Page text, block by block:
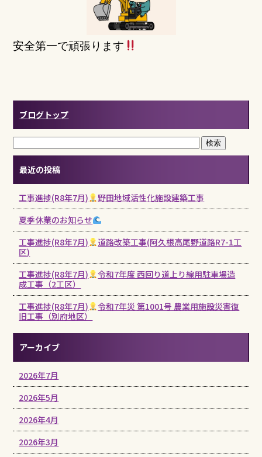
安全第一で頑張ります
ブログトップ
最近の投稿
工事進捗(R8年7月)
野田地域活性化施設建築工事
夏季休業のお知らせ
工事進捗(R8年7月)
道路改築工事(阿久根高尾野道路R7-1工
区)
工事進捗(R8年7月)
令和7年度 西回り道上り線用駐車場造
成工事（2工区）
工事進捗(R8年7月)
令和7年災 第1001号 農業用施設災害復
旧工事（別府地区）
アーカイブ
2026年7月
2026年5月
2026年4月
2026年3月